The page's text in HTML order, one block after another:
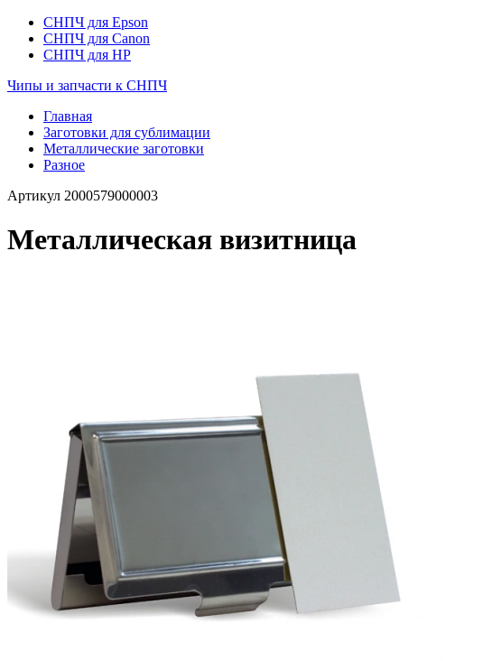
СНПЧ для Epson
СНПЧ для Canon
СНПЧ для HP
Чипы и запчасти к СНПЧ
Главная
Заготовки для сублимации
Металлические заготовки
Разное
Артикул 2000579000003
Металлическая визитница